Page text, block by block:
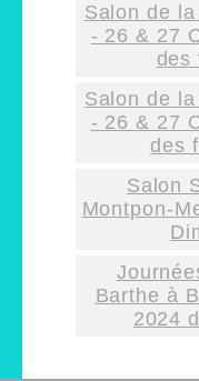
Salon de
- 26 & 27
des
Salon de
- 26 & 27
des
Salon
Montpon-
Barthe à
2024